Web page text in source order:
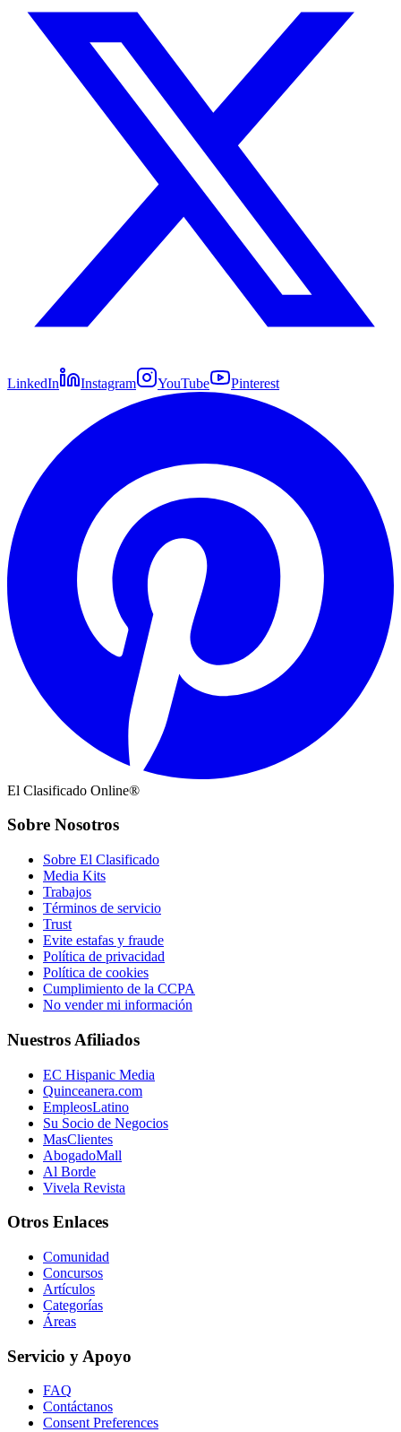
LinkedIn Instagram YouTube Pinterest
El Clasificado Online®
Sobre Nosotros
Sobre El Clasificado
Media Kits
Trabajos
Términos de servicio
Trust
Evite estafas y fraude
Política de privacidad
Política de cookies
Cumplimiento de la CCPA
No vender mi información
Nuestros Afiliados
EC Hispanic Media
Quinceanera.com
EmpleosLatino
Su Socio de Negocios
MasClientes
AbogadoMall
Al Borde
Vivela Revista
Otros Enlaces
Comunidad
Concursos
Artículos
Categorías
Áreas
Servicio y Apoyo
FAQ
Contáctanos
Consent Preferences